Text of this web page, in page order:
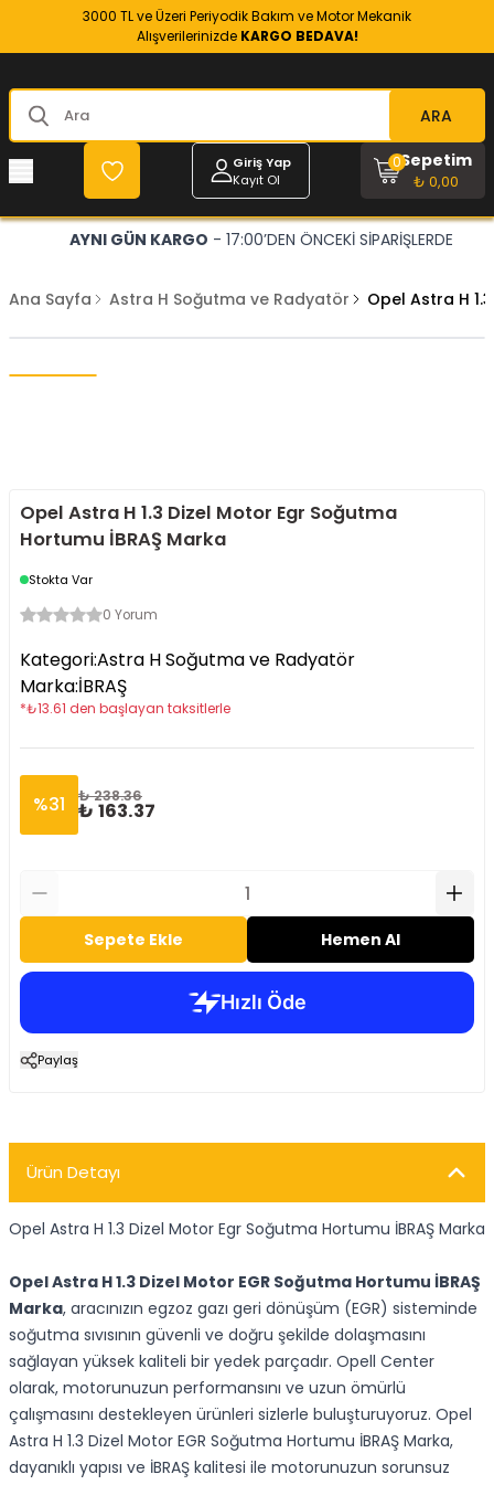
3000 TL ve Üzeri Periyodik Bakım ve Motor Mekanik
Alışverilerinizde KARGO BEDAVA!
ARA
Giriş Yap
Kayıt Ol
Sepetim
₺ 0,00
0
AYNI GÜN KARGO - 17:00’DEN ÖNCEKİ SİPARİŞLERDE
Ana Sayfa Astra H Soğutma ve Radyatör Opel Astra H
Opel Astra H 1.3 Dizel Motor Egr Soğutma
Hortumu İBRAŞ Marka
Stokta Var
0 Yorum
Kategori:Astra H Soğutma ve Radyatör
Marka:İBRAŞ
*₺13.61 den başlayan taksitlerle
%31 ₺ 238.36
₺ 163.37
Sepete Ekle Hemen Al
Paylaş
Ürün Detayı
Opel Astra H 1.3 Dizel Motor Egr Soğutma Hortumu İBRAŞ Marka
Opel Astra H 1.3 Dizel Motor EGR Soğutma Hortumu İBRAŞ
Marka, aracınızın egzoz gazı geri dönüşüm (EGR) sisteminde
soğutma sıvısının güvenli ve doğru şekilde dolaşmasını
sağlayan yüksek kaliteli bir yedek parçadır. Opell Center
olarak, motorunuzun performansını ve uzun ömürlü
çalışmasını destekleyen ürünleri sizlerle buluşturuyoruz. Opel
Astra H 1.3 Dizel Motor EGR Soğutma Hortumu İBRAŞ Marka,
dayanıklı yapısı ve İBRAŞ kalitesi ile motorunuzun sorunsuz